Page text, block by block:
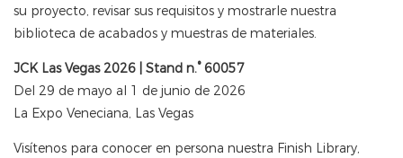
su proyecto, revisar sus requisitos y mostrarle nuestra
biblioteca de acabados y muestras de materiales.
JCK Las Vegas 2026 | Stand n.° 60057
Del 29 de mayo al 1 de junio de 2026
La Expo Veneciana, Las Vegas
Visítenos para conocer en persona nuestra Finish Library,